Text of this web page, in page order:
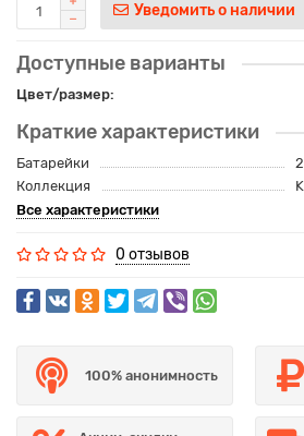
Уведомить о наличии
Доступные варианты
Цвет/размер:
Краткие характеристики
Батарейки
Коллекция
Все характеристики
0 отзывов
100% анонимность